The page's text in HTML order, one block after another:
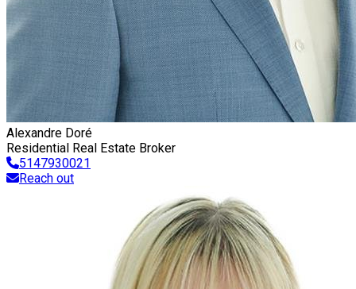
Alexandre Doré
Residential Real Estate Broker
5147930021
Reach out